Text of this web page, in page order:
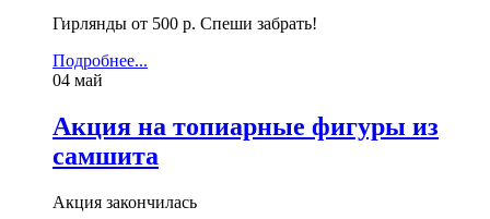
Гирлянды от 500 р. Спеши забрать!
Подробнее...
04 май
Акция на топиарные фигуры из
самшита
Акция закончилась